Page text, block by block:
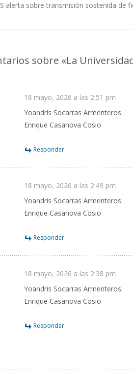
alerta sobre transmisión sostenida de
sobre «La
18 mayo, 2026 a las 2:51 pm
Yoandris Socarras Armenteros
Enrique Casanova Cosio
Responder
18 mayo, 2026 a las 2:49 pm
Yoandris Socarras Armenteros
Enrique Casanova Cosio
Responder
18 mayo, 2026 a las 2:38 pm
Yoandris Socarras Armenteros.
Enrique Casanova Cosio
Responder